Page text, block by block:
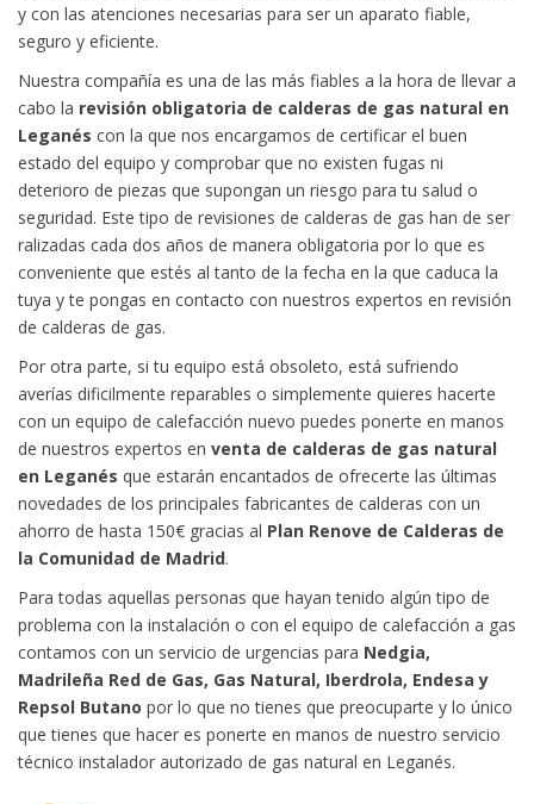
y con las atenciones necesarias para ser un aparato fiable,
seguro y eficiente.
Nuestra compañía es una de las más fiables a la hora de llevar a
cabo la revisión obligatoria de calderas de gas natural en
Leganés con la que nos encargamos de certificar el buen
estado del equipo y comprobar que no existen fugas ni
deterioro de piezas que supongan un riesgo para tu salud o
seguridad. Este tipo de revisiones de calderas de gas han de ser
ralizadas cada dos años de manera obligatoria por lo que es
conveniente que estés al tanto de la fecha en la que caduca la
tuya y te pongas en contacto con nuestros expertos en revisión
de calderas de gas.
Por otra parte, si tu equipo está obsoleto, está sufriendo
averías dificilmente reparables o simplemente quieres hacerte
con un equipo de calefacción nuevo puedes ponerte en manos
de nuestros expertos en venta de calderas de gas natural
en Leganés que estarán encantados de ofrecerte las últimas
novedades de los principales fabricantes de calderas con un
ahorro de hasta 150€ gracias al Plan Renove de Calderas de
la Comunidad de Madrid.
Para todas aquellas personas que hayan tenido algún tipo de
problema con la instalación o con el equipo de calefacción a gas
contamos con un servicio de urgencias para Nedgia,
Madrileña Red de Gas, Gas Natural, Iberdrola, Endesa y
Repsol Butano por lo que no tienes que preocuparte y lo único
que tienes que hacer es ponerte en manos de nuestro servicio
técnico instalador autorizado de gas natural en Leganés.